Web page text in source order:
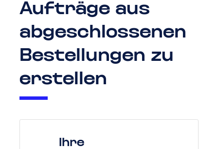
Aufträge aus
abgeschlossenen
Bestellungen zu
erstellen
Ihre